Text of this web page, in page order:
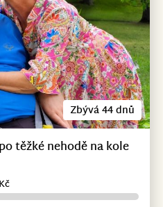
Zbývá 44 dnů
těžké nehodě na kole